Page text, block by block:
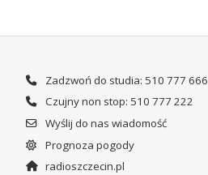
Zadzwoń do studia: 510 777 666
Czujny non stop: 510 777 222
Wyślij do nas wiadomość
Prognoza pogody
radioszczecin.pl